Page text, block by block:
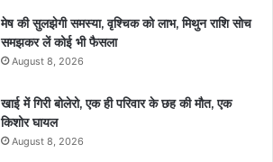
मेष की सुलझेगी समस्या, वृश्चिक को लाभ, मिथुन राशि सोच
समझकर लें कोई भी फैसला
August 8, 2026
खाई में गिरी बोलेरो, एक ही परिवार के छह की मौत, एक
किशोर घायल
August 8, 2026